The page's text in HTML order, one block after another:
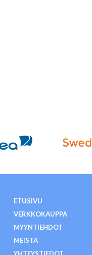
ETUSIVU
VERKKOKAUPPA
MYYNTIEHDOT
MEISTÄ